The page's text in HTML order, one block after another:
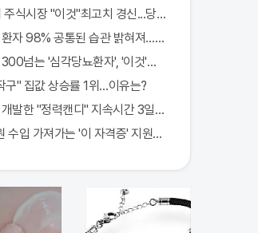
확인하세요.
순 100% 무료 경품지원!!
주식시장 "이것"최고치 경신...당장 매수해라!!
자 98% 공통된 습관 밝혀져…충격
넘는 '심각당뇨환자', '이것'먹자마자
구" 집값 상승률 1위…이유는?
발한 "정력캔디" 지속시간 3일! 충격!
수입 가져가는 '이 자격증' 지원자 몰려!